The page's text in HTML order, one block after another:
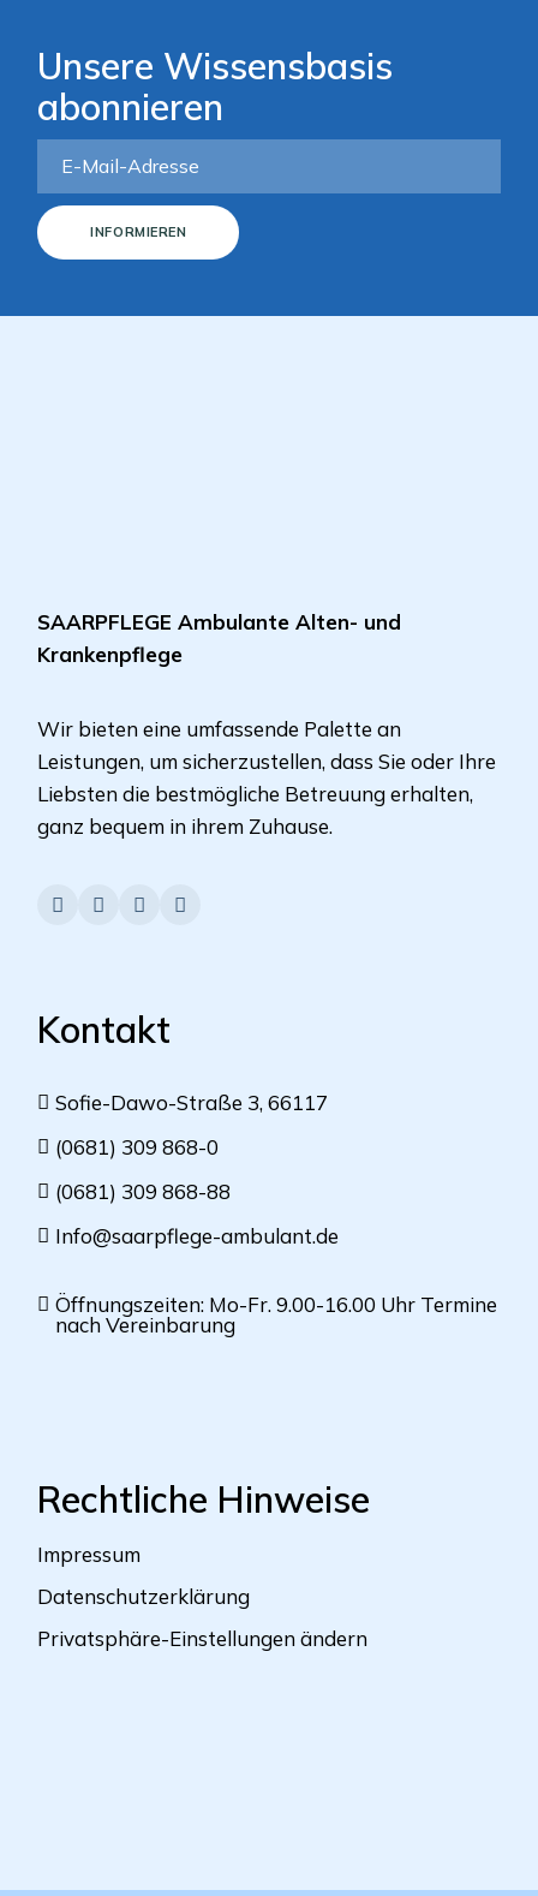
Unsere Wissensbasis
abonnieren
INFORMIEREN
SAARPFLEGE Ambulante Alten- und
Krankenpflege
Wir bieten eine umfassende Palette an
Leistungen, um sicherzustellen, dass Sie oder Ihre
Liebsten die bestmögliche Betreuung erhalten,
ganz bequem in ihrem Zuhause.
Kontakt
Sofie-Dawo-Straße 3, 66117
(0681) 309 868-0
(0681) 309 868-88
Info@saarpflege-ambulant.de
Öffnungszeiten: Mo-Fr. 9.00-16.00 Uhr Termine
nach Vereinbarung
Rechtliche Hinweise
Impressum
Datenschutzerklärung
Privatsphäre-Einstellungen ändern